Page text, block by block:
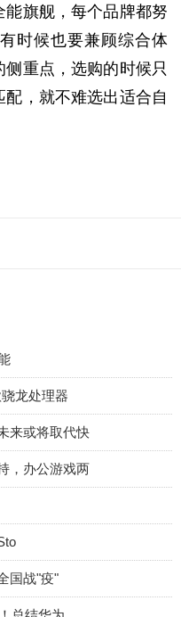
旗舰，每个品牌都努
时候也要兼顾综合体
重点，选购的时候只
，就不难选出适合自
龙处理器
来或将取代快
，办公游戏两
国战"疫"